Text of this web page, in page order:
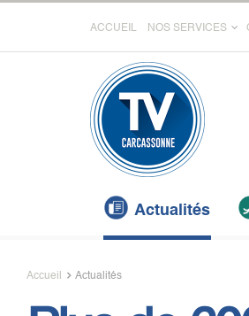
ACCUEIL NOS SERVICES
Actualités
Accueil Actualités